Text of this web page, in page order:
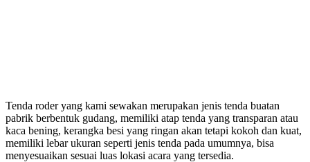
Tenda roder yang kami sewakan merupakan jenis tenda buatan
pabrik berbentuk gudang, memiliki atap tenda yang transparan atau
kaca bening, kerangka besi yang ringan akan tetapi kokoh dan kuat,
memiliki lebar ukuran seperti jenis tenda pada umumnya, bisa
menyesuaikan sesuai luas lokasi acara yang tersedia.